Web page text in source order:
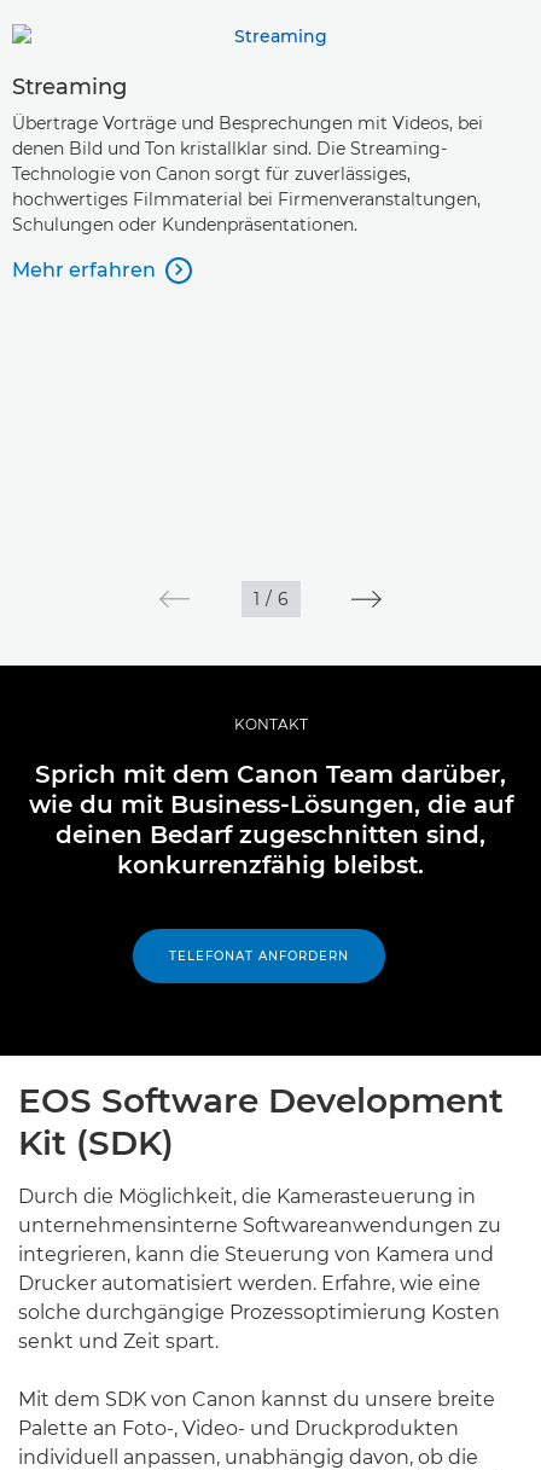
Streaming
Übertrage Vorträge und Besprechungen mit Videos, bei
denen Bild und Ton kristallklar sind. Die Streaming-
Technologie von Canon sorgt für zuverlässiges,
hochwertiges Filmmaterial bei Firmenveranstaltungen,
Schulungen oder Kundenpräsentationen.
Mehr erfahren 
1 / 6
KONTAKT
Sprich mit dem Canon Team darüber,
wie du mit Business-Lösungen, die auf
deinen Bedarf zugeschnitten sind,
konkurrenzfähig bleibst.
TELEFONAT ANFORDERN
EOS Software Development
Kit (SDK)
Durch die Möglichkeit, die Kamerasteuerung in
unternehmensinterne Softwareanwendungen zu
integrieren, kann die Steuerung von Kamera und
Drucker automatisiert werden. Erfahre, wie eine
solche durchgängige Prozessoptimierung Kosten
senkt und Zeit spart.
Mit dem SDK von Canon kannst du unsere breite
Palette an Foto-, Video- und Druckprodukten
individuell anpassen, unabhängig davon, ob die